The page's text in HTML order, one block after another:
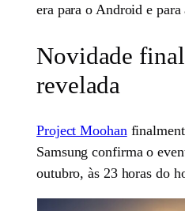
era para o Android e
Novidade
revelada
Project Moohan
Samsung confirma o
outubro, às 23 horas do